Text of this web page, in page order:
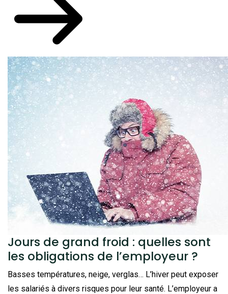
Jours de grand froid : quelles sont
les obligations de l’employeur ?
Basses températures, neige, verglas… L’hiver peut exposer
les salariés à divers risques pour leur santé. L’employeur a